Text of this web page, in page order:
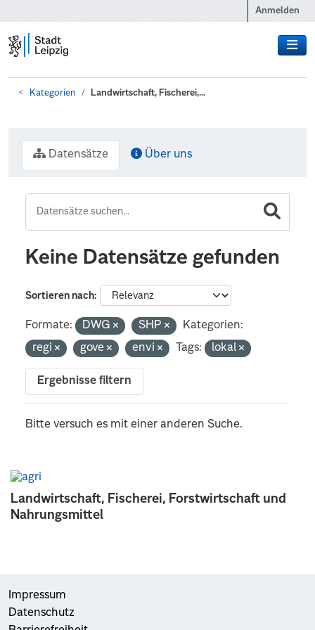
Anmelden
Kategorien Landwirtschaft, Fischerei,...
Landwirtschaft, Fischerei, Forstwirtschaft und
Nahrungsmittel
Datensätze Über uns
Keine Datensätze gefunden
Sortieren nach
Formate: DWG SHP
Kategorien:
regi
gove envi Tags: lokal
Ergebnisse filtern
Bitte versuch es mit einer anderen Suche.
Impressum
Datenschutz